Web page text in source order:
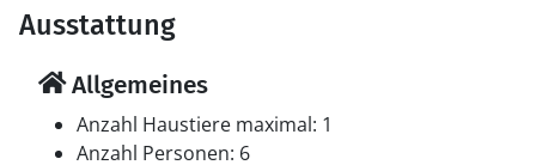
Ausstattung
Allgemeines
Anzahl Haustiere maximal: 1
Anzahl Personen: 6